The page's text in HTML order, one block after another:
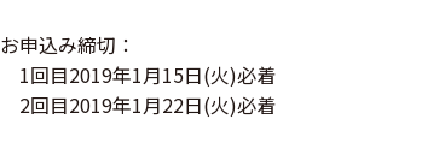
お申込み締切：
1回目2019年1月15日(火)必着
2回目2019年1月22日(火)必着